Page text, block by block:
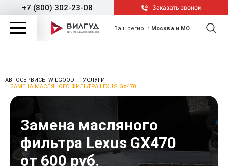
+7 (800) 302-23-08 Заказать звонок
Ваш регион: Москва и МО
АВТОСЕРВИСЫ WILGOOD
УСЛУГИ
ЗАМЕНА МАСЛЯНОГО ФИЛЬТРА LEXUS GX470
Замена масляного
фильтра Lexus GX470
от 600 руб.